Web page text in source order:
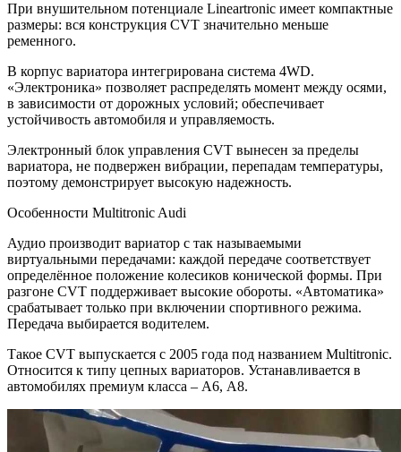
При внушительном потенциале Lineartronic имеет компактные
размеры: вся конструкция CVT значительно меньше
ременного.
В корпус вариатора интегрирована система 4WD.
«Электроника» позволяет распределять момент между осями,
в зависимости от дорожных условий; обеспечивает
устойчивость автомобиля и управляемость.
Электронный блок управления CVT вынесен за пределы
вариатора, не подвержен вибрации, перепадам температуры,
поэтому демонстрирует высокую надежность.
Особенности Multitronic Audi
Аудио производит вариатор с так называемыми
виртуальными передачами: каждой передаче соответствует
определённое положение колесиков конической формы. При
разгоне CVT поддерживает высокие обороты. «Автоматика»
срабатывает только при включении спортивного режима.
Передача выбирается водителем.
Такое CVT выпускается с 2005 года под названием Multitronic.
Относится к типу цепных вариаторов. Устанавливается в
автомобилях премиум класса – А6, А8.